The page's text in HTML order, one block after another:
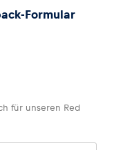
Formular
für unseren Red